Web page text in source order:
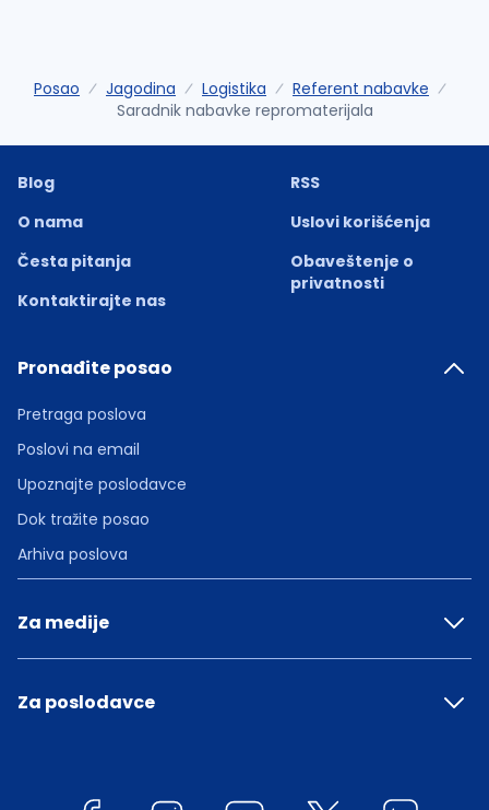
Posao Jagodina Logistika
Referent nabavke
Saradnik nabavke repromaterijala
Blog
O nama
Česta pitanja
Kontaktirajte nas
RSS
Uslovi korišćenja
Obaveštenje o
privatnosti
Pronađite posao
Pretraga poslova
Poslovi na email
Upoznajte poslodavce
Dok tražite posao
Arhiva poslova
Za medije
Za poslodavce